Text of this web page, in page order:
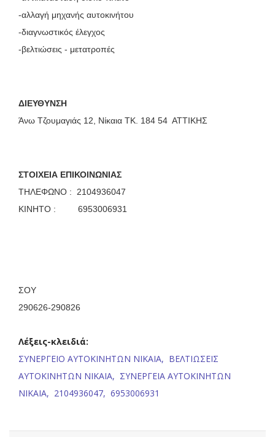
-αλλαγή μηχανής αυτοκινήτου
-διαγνωστικός έλεγχος
-βελτιώσεις - μετατροπές
ΔΙΕΥΘΥΝΣΗ
Άνω Τζουμαγιάς 12, Νίκαια ΤΚ. 184 54 ΑΤΤΙΚΗΣ
ΣΤΟΙΧΕΙΑ ΕΠΙΚΟΙΝΩΝΙΑΣ
ΤΗΛΕΦΩΝΟ : 2104936047
ΚΙΝΗΤΟ : 6953006931
ΣΟΥ
290626-290826
Λέξεις-κλειδιά:
ΣΥΝΕΡΓΕΙΟ ΑΥΤΟΚΙΝΗΤΩΝ ΝΙΚΑΙΑ, ΒΕΛΤΙΩΣΕΙΣ
ΑΥΤΟΚΙΝΗΤΩΝ ΝΙΚΑΙΑ, ΣΥΝΕΡΓΕΙΑ ΑΥΤΟΚΙΝΗΤΩΝ
ΝΙΚΑΙΑ, 2104936047, 6953006931